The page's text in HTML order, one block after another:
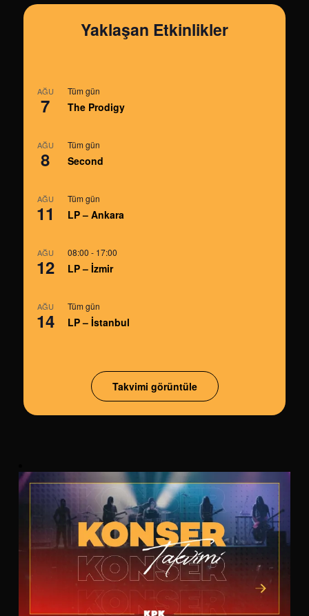
Yaklaşan Etkinlikler
AĞU
7
Tüm gün
The Prodigy
AĞU
8
Tüm gün
Second
AĞU
11
Tüm gün
LP – Ankara
AĞU
12
08:00 - 17:00
LP – İzmir
AĞU
14
Tüm gün
LP – İstanbul
Takvimi görüntüle